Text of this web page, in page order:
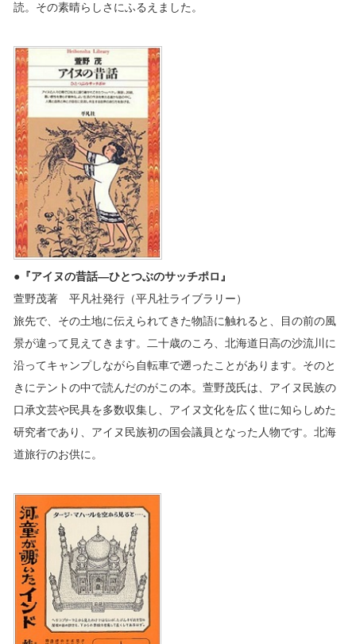
読。その素晴らしさにふるえました。
●『アイヌの昔話―ひとつぶのサッチポロ』
萱野茂著 平凡社発行（平凡社ライブラリー）
旅先で、その土地に伝えられてきた物語に触れると、目の前の風
景が違って見えてきます。二十歳のころ、北海道日高の沙流川に
沿ってキャンプしながら自転車で遡ったことがあります。そのと
きにテントの中で読んだのがこの本。萱野茂氏は、アイヌ民族の
口承文芸や民具を多数収集し、アイヌ文化を広く世に知らしめた
研究者であり、アイヌ民族初の国会議員となった人物です。北海
道旅行のお供に。